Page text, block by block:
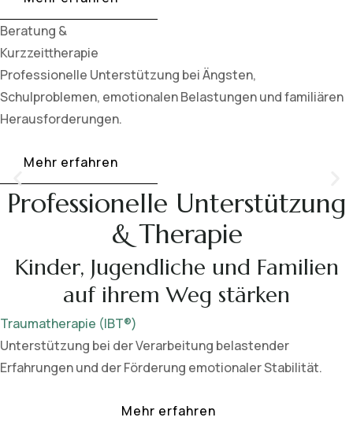
Beratung &
Kurzzeittherapie
Professionelle Unterstützung bei Ängsten,
Schulproblemen, emotionalen Belastungen und familiären
Herausforderungen.
Mehr erfahren
Professionelle Unterstützung
& Therapie
Kinder, Jugendliche und Familien
auf ihrem Weg stärken
Traumatherapie (IBT®)
Unterstützung bei der Verarbeitung belastender
Erfahrungen und der Förderung emotionaler Stabilität.
Mehr erfahren